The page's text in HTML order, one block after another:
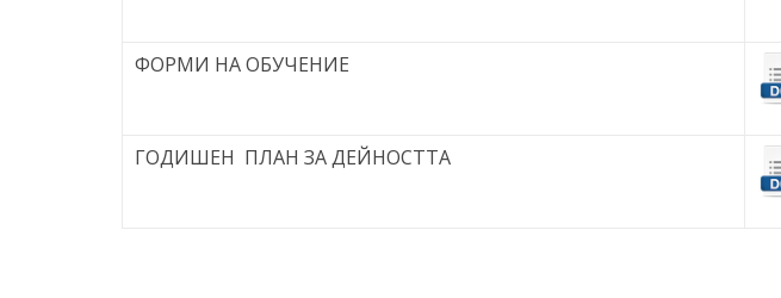
ФОРМИ НА ОБУЧЕНИЕ
ГОДИШЕН ПЛАН ЗА ДЕЙНОСТТА